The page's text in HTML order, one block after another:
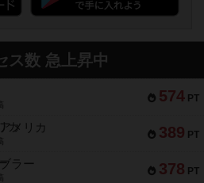
ス数 急上昇中
574 PT
389 PT
メリカ
378 PT
ラー